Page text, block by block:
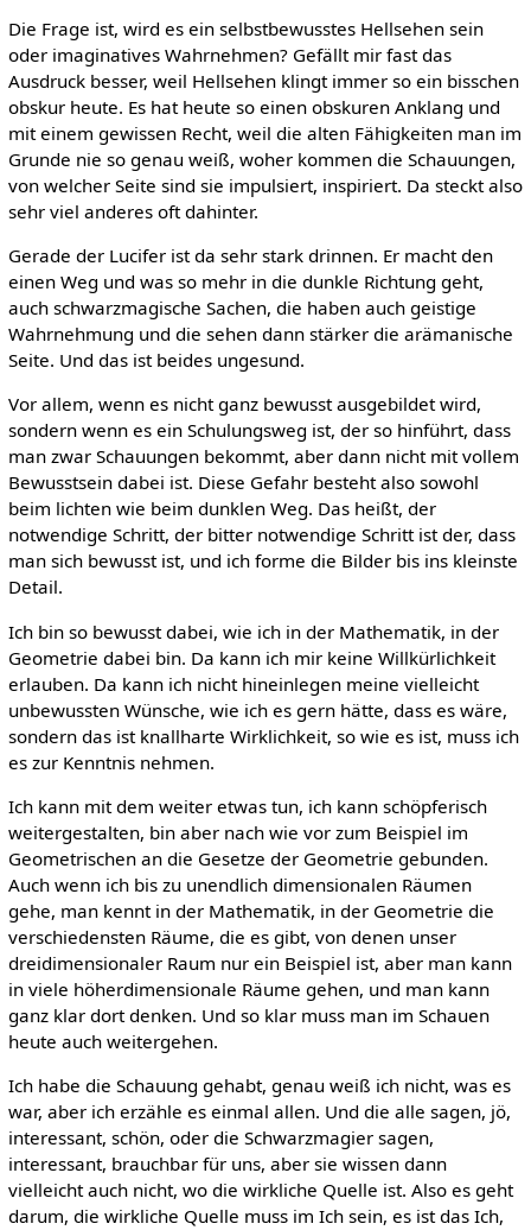
Die Frage ist, wird es ein selbstbewusstes Hellsehen sein
oder imaginatives Wahrnehmen? Gefällt mir fast das
Ausdruck besser, weil Hellsehen klingt immer so ein bisschen
obskur heute. Es hat heute so einen obskuren Anklang und
mit einem gewissen Recht, weil die alten Fähigkeiten man im
Grunde nie so genau weiß, woher kommen die Schauungen,
von welcher Seite sind sie impulsiert, inspiriert. Da steckt also
sehr viel anderes oft dahinter.
Gerade der Lucifer ist da sehr stark drinnen. Er macht den
einen Weg und was so mehr in die dunkle Richtung geht,
auch schwarzmagische Sachen, die haben auch geistige
Wahrnehmung und die sehen dann stärker die arämanische
Seite. Und das ist beides ungesund.
Vor allem, wenn es nicht ganz bewusst ausgebildet wird,
sondern wenn es ein Schulungsweg ist, der so hinführt, dass
man zwar Schauungen bekommt, aber dann nicht mit vollem
Bewusstsein dabei ist. Diese Gefahr besteht also sowohl
beim lichten wie beim dunklen Weg. Das heißt, der
notwendige Schritt, der bitter notwendige Schritt ist der, dass
man sich bewusst ist, und ich forme die Bilder bis ins kleinste
Detail.
Ich bin so bewusst dabei, wie ich in der Mathematik, in der
Geometrie dabei bin. Da kann ich mir keine Willkürlichkeit
erlauben. Da kann ich nicht hineinlegen meine vielleicht
unbewussten Wünsche, wie ich es gern hätte, dass es wäre,
sondern das ist knallharte Wirklichkeit, so wie es ist, muss ich
es zur Kenntnis nehmen.
Ich kann mit dem weiter etwas tun, ich kann schöpferisch
weitergestalten, bin aber nach wie vor zum Beispiel im
Geometrischen an die Gesetze der Geometrie gebunden.
Auch wenn ich bis zu unendlich dimensionalen Räumen
gehe, man kennt in der Mathematik, in der Geometrie die
verschiedensten Räume, die es gibt, von denen unser
dreidimensionaler Raum nur ein Beispiel ist, aber man kann
in viele höherdimensionale Räume gehen, und man kann
ganz klar dort denken. Und so klar muss man im Schauen
heute auch weitergehen.
Ich habe die Schauung gehabt, genau weiß ich nicht, was es
war, aber ich erzähle es einmal allen. Und die alle sagen, jö,
interessant, schön, oder die Schwarzmagier sagen,
interessant, brauchbar für uns, aber sie wissen dann
vielleicht auch nicht, wo die wirkliche Quelle ist. Also es geht
darum, die wirkliche Quelle muss im Ich sein, es ist das Ich,